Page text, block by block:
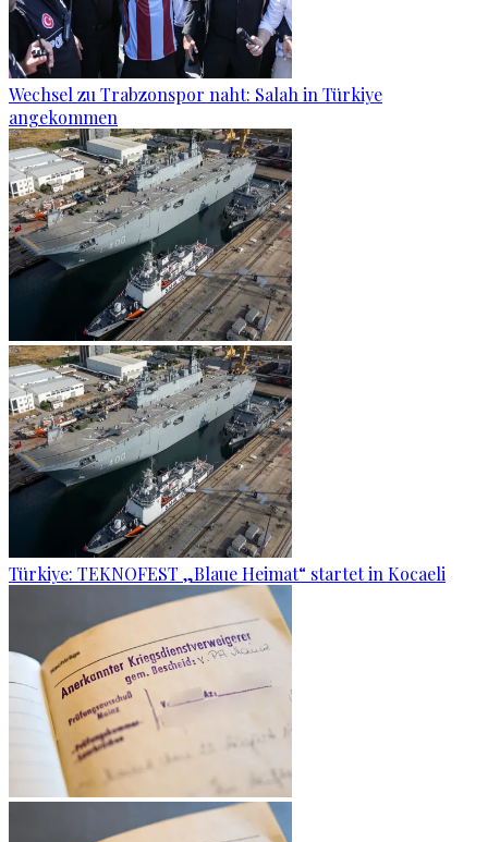
Wechsel zu Trabzonspor naht: Salah in Türkiye
angekommen
Türkiye: TEKNOFEST „Blaue Heimat“ startet in Kocaeli